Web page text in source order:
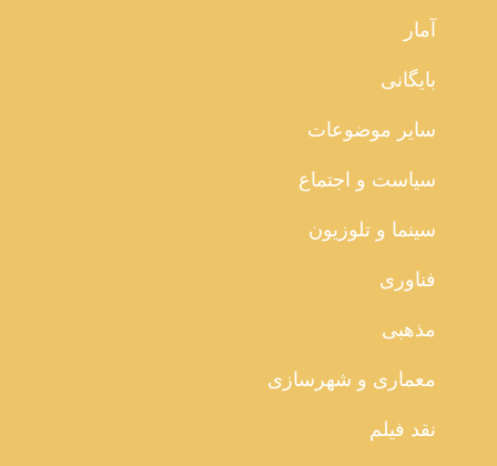
آمار
بایگانی
سایر موضوعات
سیاست و اجتماع
سینما و تلوزیون
فناوری
مذهبی
معماری و شهرسازی
نقد فیلم